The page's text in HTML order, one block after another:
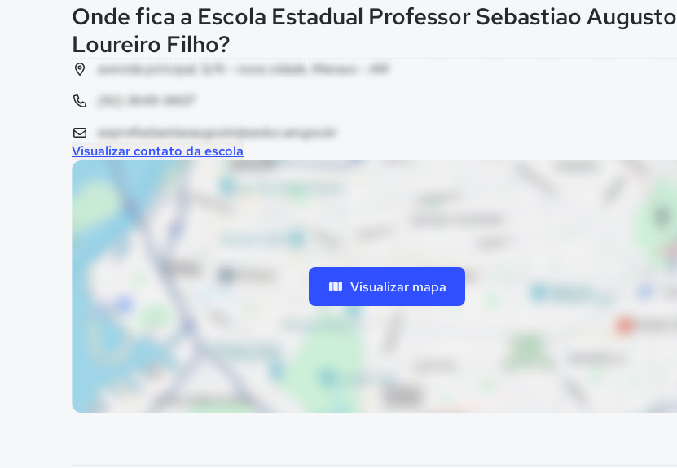
Onde fica a Escola Estadual Professor Sebastiao Augusto
Loureiro Filho?
avenida principal, S/N - nova cidade, Manaus - AM
(92) 3649-9807
eeprofsebastiaoaugusto@seduc.am.gov.br
Visualizar contato da escola
Visualizar mapa